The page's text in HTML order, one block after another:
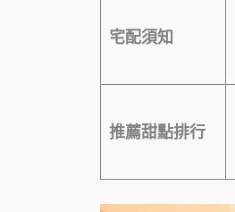
宅配須知
推薦甜點排行